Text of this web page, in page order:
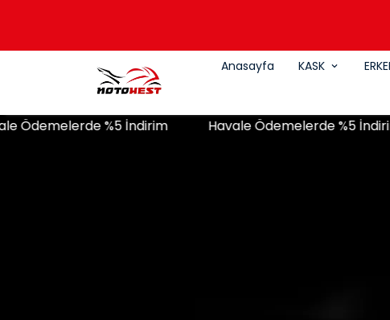
Anasayfa KASK
%5 İndirim Havale Ödemelerde %5 İndirim